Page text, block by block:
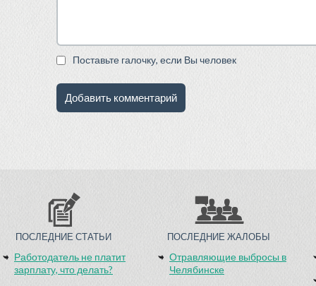
Поставьте галочку, если Вы человек
ПОСЛЕДНИЕ СТАТЬИ
Работодатель не платит
зарплату, что делать?
ПОСЛЕДНИЕ ЖАЛОБЫ
Отравляющие выбросы в
Челябинске